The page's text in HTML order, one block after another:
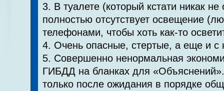
3. В туалете (который кстати никак не
полностью отсутствует освещение
телефонами, чтобы хоть как-то
4. Очень опасные, стертые, а еще и с
5. Совершенно ненормальная
ГИБДД на бланках для
только после ожидания в порядке